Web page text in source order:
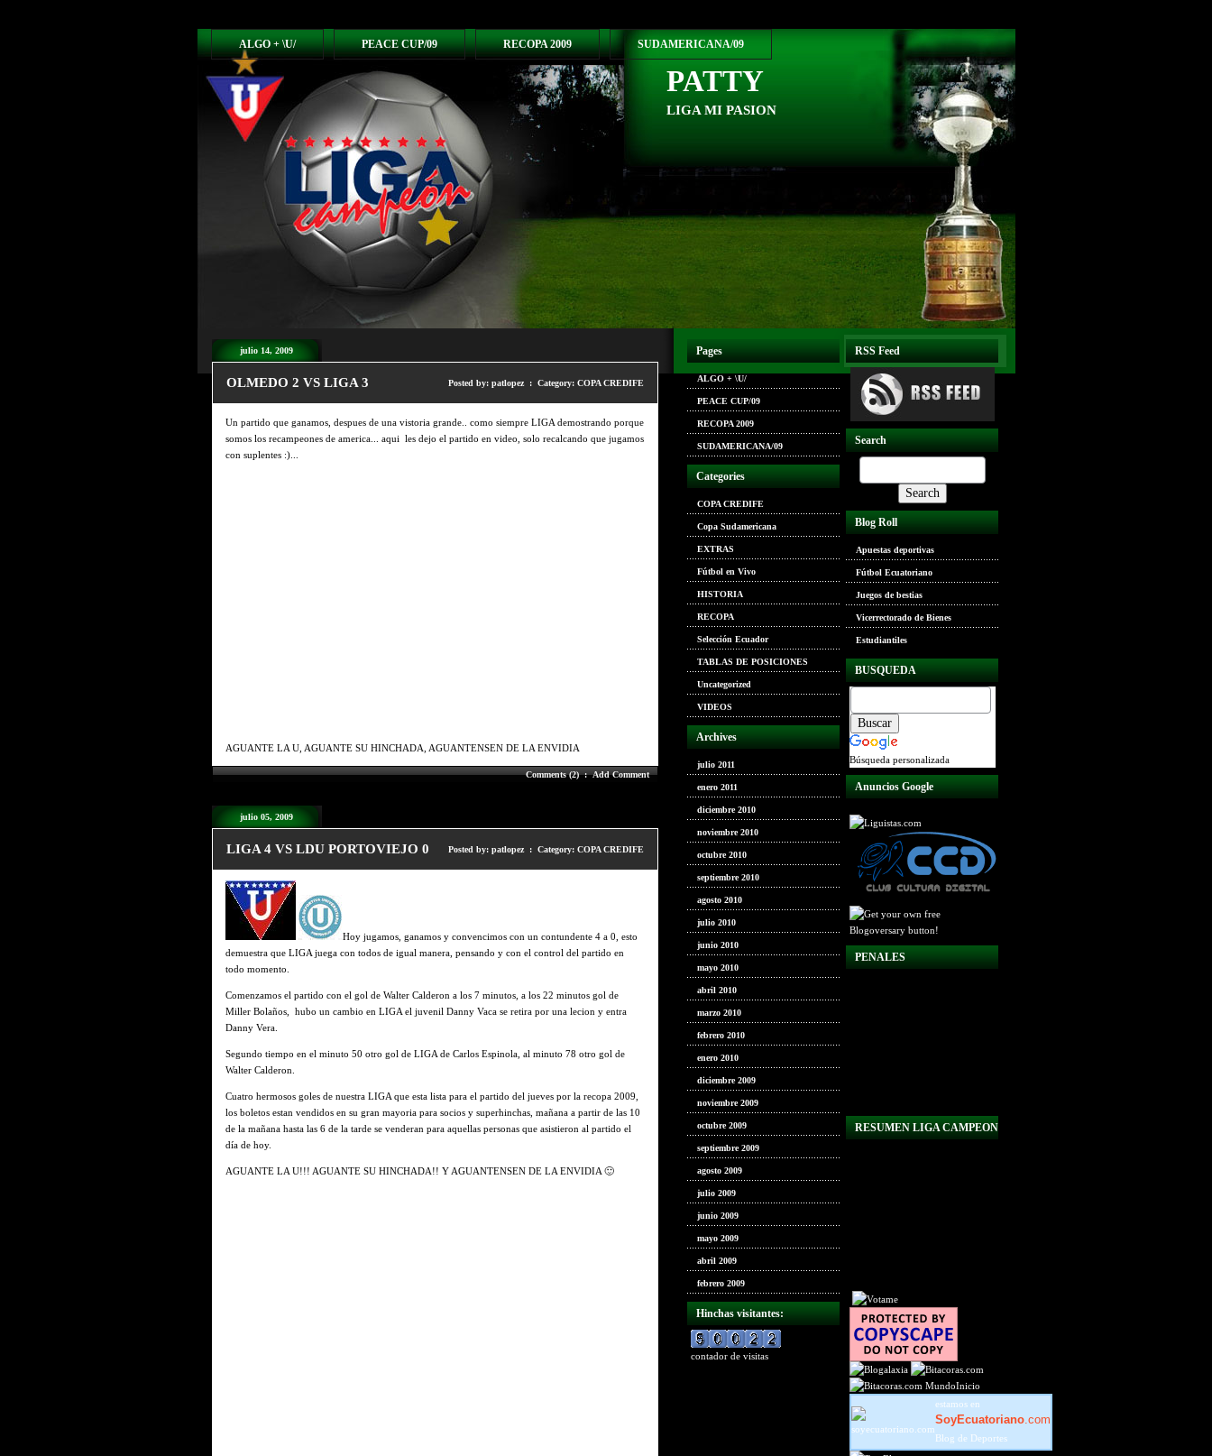
PATTY
LIGA MI PASION
ALGO + \U/ PEACE CUP/09 RECOPA 2009 SUDAMERICANA/09
julio 14, 2009
OLMEDO 2 VS LIGA 3 Posted by: patlopez : Category: COPA CREDIFE
Un partido que ganamos, despues de una vistoria grande.. como siempre LIGA demostrando porque
somos los recampeones de america... aqui les dejo el partido en video, solo recalcando que jugamos
con suplentes :)...
AGUANTE LA U, AGUANTE SU HINCHADA, AGUANTENSEN DE LA ENVIDIA
Comments (2):Add Comment
julio 05, 2009
LIGA 4 VS LDU PORTOVIEJO 0 Posted by: patlopez : Category: COPA CREDIFE
Hoy jugamos, ganamos y convencimos con un contundente 4 a 0, esto
demuestra que LIGA juega con todos de igual manera, pensando y con el control del partido en
todo momento.
Comenzamos el partido con el gol de Walter Calderon a los 7 minutos, a los 22 minutos gol de
Miller Bolaños, hubo un cambio en LIGA el juvenil Danny Vaca se retira por una lecion y entra
Danny Vera.
Segundo tiempo en el minuto 50 otro gol de LIGA de Carlos Espinola, al minuto 78 otro gol de
Walter Calderon.
Cuatro hermosos goles de nuestra LIGA que esta lista para el partido del jueves por la recopa 2009,
los boletos estan vendidos en su gran mayoria para socios y superhinchas, mañana a partir de las 10
de la mañana hasta las 6 de la tarde se venderan para aquellas personas que asistieron al partido el
día de hoy.
AGUANTE LA U!!! AGUANTE SU HINCHADA!! Y AGUANTENSEN DE LA ENVIDIA 🙂
Pages
ALGO + \U/
PEACE CUP/09
RECOPA 2009
SUDAMERICANA/09
Categories
COPA CREDIFE
Copa Sudamericana
EXTRAS
Fútbol en Vivo
HISTORIA
RECOPA
Selección Ecuador
TABLAS DE POSICIONES
Uncategorized
VIDEOS
Archives
julio 2011
enero 2011
diciembre 2010
noviembre 2010
octubre 2010
septiembre 2010
agosto 2010
julio 2010
junio 2010
mayo 2010
abril 2010
marzo 2010
febrero 2010
enero 2010
diciembre 2009
noviembre 2009
octubre 2009
septiembre 2009
agosto 2009
julio 2009
junio 2009
mayo 2009
abril 2009
febrero 2009
Hinchas visitantes:
contador de visitas
RSS Feed
Search
Blog Roll
Apuestas deportivas
Fútbol Ecuatoriano
Juegos de bestias
Vicerrectorado de Bienes
Estudiantiles
BUSQUEDA
Búsqueda personalizada
Anuncios Google
PENALES
RESUMEN LIGA CAMPEON
MundoInicio
estamos en
SoyEcuatoriano.com
Blog de Deportes